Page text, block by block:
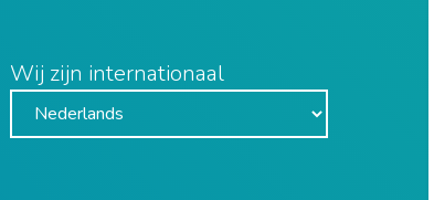
Wij zijn internationaal